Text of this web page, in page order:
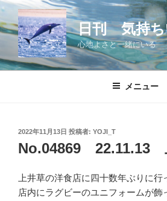
コ
ン
テ
ツ
日刊 気持ち
心地よさと一緒にいる
メニュー
投
稿
日:
2022年11月13日 投稿者: YOJI_T
No.04869 22.11.13
上井草の洋食店に四十数年ぶりに行
店内にラグビーのユニフォームが飾